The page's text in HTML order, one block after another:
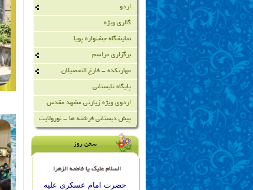
اردو
گالری ویژه
نمایشگاه جشنواره پویا
برگزاری مراسم
مهارتکده - فارغ التحصیلان
پایگاه تابستانی
اردوی ویژه زیارتی مشهد مقدس
پیش دبستانی فرشته ها - نورولایت
سخن روز
السلام علیک یا فاطمه الزهرا
حضرت امام عسكرى علیه